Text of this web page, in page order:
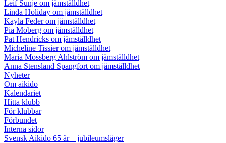
Leif Sunje om jämställdhet
Linda Holiday om jämställdhet
Kayla Feder om jämställdhet
Pia Moberg om jämställdhet
Pat Hendricks om jämställdhet
Micheline Tissier om jämställdhet
Maria Mossberg Ahlström om jämställdhet
Anna Stensland Spangfort om jämställdhet
Nyheter
Om aikido
Kalendariet
Hitta klubb
För klubbar
Förbundet
Interna sidor
Svensk Aikido 65 år – jubileumsläger